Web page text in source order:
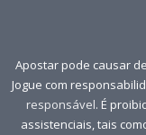
Apostar pode causar
Jogue com
responsável. É
assistenciais, tais